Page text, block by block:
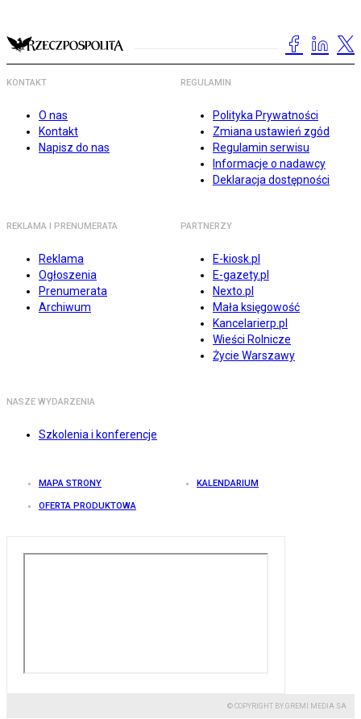
KONTAKT
O nas
Kontakt
Napisz do nas
REGULAMIN
Polityka Prywatności
Zmiana ustawień zgód
Regulamin serwisu
Informacje o nadawcy
Deklaracja dostępności
REKLAMA I PRENUMERATA
Reklama
Ogłoszenia
Prenumerata
Archiwum
PARTNERZY
E-kiosk.pl
E-gazety.pl
Nexto.pl
Mała księgowość
Kancelarierp.pl
Wieści Rolnicze
Życie Warszawy
NASZE WYDARZENIA
Szkolenia i konferencje
MAPA STRONY KALENDARIUM
OFERTA PRODUKTOWA
© COPYRIGHT BY GREMI MEDIA SA